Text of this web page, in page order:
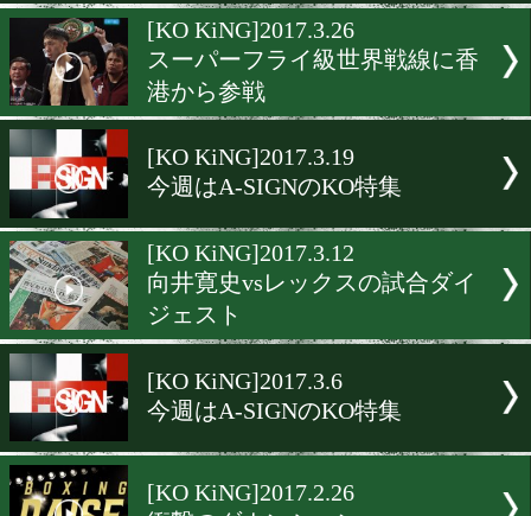
弟
[KO KiNG]2017.4.9
9日(日)13:45から「スマホ
ンテレ」
拳四朗(BMB)vs京口紘人(
ベ)ガチスパー!
[KO KiNG]2017.3.26
スーパーフライ級世界戦線
港から参戦
[KO KiNG]2017.3.19